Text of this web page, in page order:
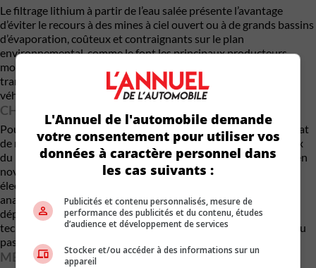
Le filtrage lithium à partir de l’eau salée présente l’avantage
d’éviter le recours à des mines à ciel ouvert ou à de grands bassins
d’évaporation, coûteux et contraignants sur le plan
environnemental, comme le font les principaux producteurs
mondiaux, l’Australie et le Chili. La Chine est le plus grand
transformateur et consommateur de lithium, nécessaire aux
véhicules électriques et hybrides.
CHUTE DE PRIX DU LITHIUM
Pour l’instant, la faiblesse de l’économie mondiale a freiné l’achat
de nouveaux véhicules et fait chuter les prix du lithium. Les prix
du lithium ont chuté d’environ 80 % depuis le sommet atteint en
novembre 2022, le ralentissement des ventes de véhicules
électriques ayant exacerbé la surabondance de l’offre. Les
analystes ont déclaré que l’industrie des véhicules électriques
dépendra du lithium pendant les années à venir, même si des
technologies de batteries moins coûteuses et utilisant moins ou
pas de lithium sont à l’étude.
MÉTHODE PEU EFFICACE
L'Annuel de l'automobile demande
votre consentement pour utiliser vos
données à caractère personnel dans
les cas suivants :
Publicités et contenu personnalisés, mesure de
performance des publicités et du contenu, études
d’audience et développement de services
Stocker et/ou accéder à des informations sur un
appareil